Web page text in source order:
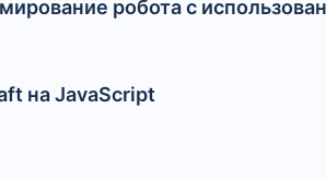
робота с
на JavaScript